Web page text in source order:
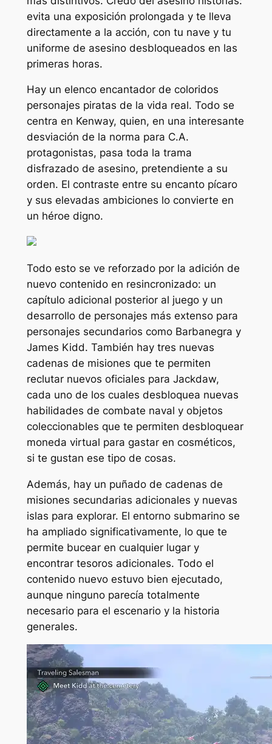
evita una exposición prolongada y te lleva
directamente a la acción, con tu nave y tu
uniforme de asesino desbloqueados en las
primeras horas.
Hay un elenco encantador de coloridos
personajes piratas de la vida real. Todo se
centra en Kenway, quien, en una interesante
desviación de la norma para C.A.
protagonistas, pasa toda la trama
disfrazado de asesino, pretendiente a su
orden. El contraste entre su encanto pícaro
y sus elevadas ambiciones lo convierte en
un héroe digno.
Todo esto se ve reforzado por la adición de
nuevo contenido en resincronizado: un
capítulo adicional posterior al juego y un
desarrollo de personajes más extenso para
personajes secundarios como Barbanegra y
James Kidd. También hay tres nuevas
cadenas de misiones que te permiten
reclutar nuevos oficiales para Jackdaw,
cada uno de los cuales desbloquea nuevas
habilidades de combate naval y objetos
coleccionables que te permiten desbloquear
moneda virtual para gastar en cosméticos,
si te gustan ese tipo de cosas.
Además, hay un puñado de cadenas de
misiones secundarias adicionales y nuevas
islas para explorar. El entorno submarino se
ha ampliado significativamente, lo que te
permite bucear en cualquier lugar y
encontrar tesoros adicionales. Todo el
contenido nuevo estuvo bien ejecutado,
aunque ninguno parecía totalmente
necesario para el escenario y la historia
generales.